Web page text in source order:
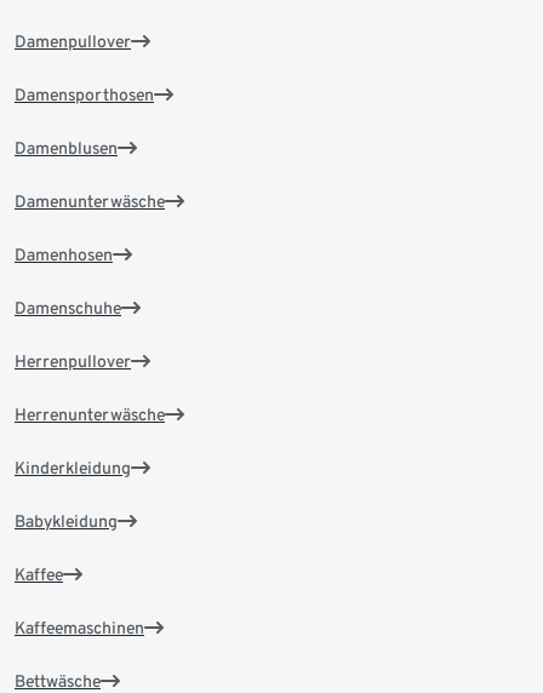
Damenpullover
Damensporthosen
Damenblusen
Damenunterwäsche
Damenhosen
Damenschuhe
Herrenpullover
Herrenunterwäsche
Kinderkleidung
Babykleidung
Kaffee
Kaffeemaschinen
Bettwäsche